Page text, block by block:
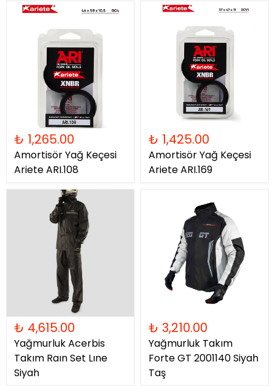
₺ 1,265.00
Amortisör Yağ Keçesi
Ariete ARI.108
₺ 1,425.00
Amortisör Yağ Keçesi
Ariete ARI.169
₺ 4,615.00
Yağmurluk Acerbis
Takım Raın Set Lıne
Siyah
₺ 3,210.00
Yağmurluk Takım
Forte GT 2001140 Siyah
Taş